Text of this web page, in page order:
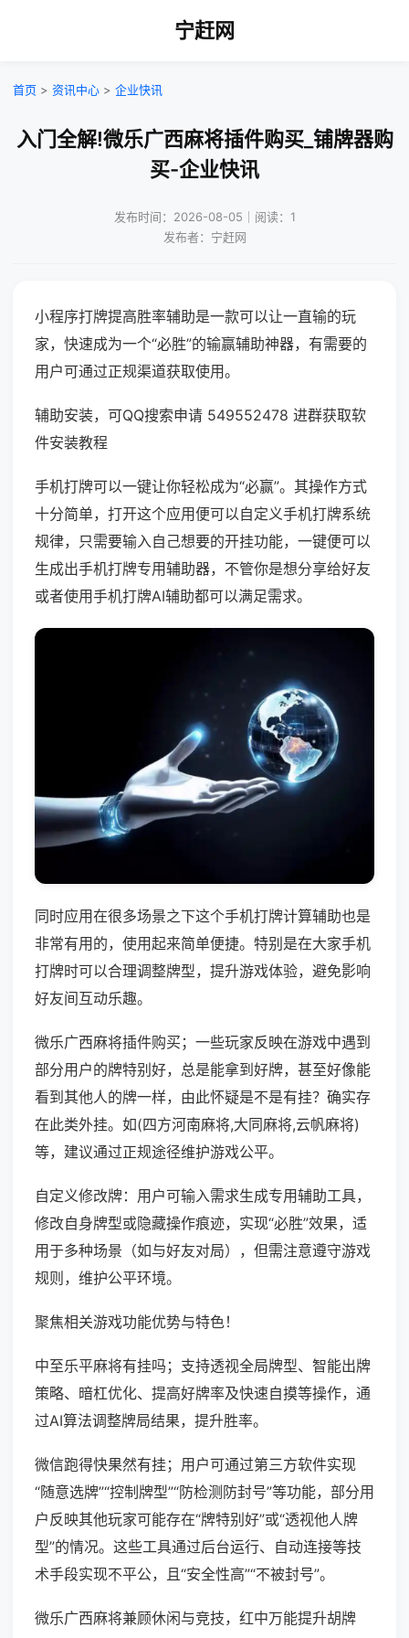
宁赶网
首页 > 资讯中心 > 企业快讯
入门全解!微乐广西麻将插件购买_铺牌器购
买-企业快讯
发布时间：2026-08-05｜阅读：1
发布者：宁赶网
小程序打牌提高胜率辅助是一款可以让一直输的玩
家，快速成为一个“必胜”的输赢辅助神器，有需要的
用户可通过正规渠道获取使用。
辅助安装，可QQ搜索申请 549552478 进群获取软
件安装教程
手机打牌可以一键让你轻松成为“必赢”。其操作方式
十分简单，打开这个应用便可以自定义手机打牌系统
规律，只需要输入自己想要的开挂功能，一键便可以
生成出手机打牌专用辅助器，不管你是想分享给好友
或者使用手机打牌AI辅助都可以满足需求。
同时应用在很多场景之下这个手机打牌计算辅助也是
非常有用的，使用起来简单便捷。特别是在大家手机
打牌时可以合理调整牌型，提升游戏体验，避免影响
好友间互动乐趣。
微乐广西麻将插件购买；一些玩家反映在游戏中遇到
部分用户的牌特别好，总是能拿到好牌，甚至好像能
看到其他人的牌一样，由此怀疑是不是有挂？确实存
在此类外挂。如(四方河南麻将,大同麻将,云帆麻将)
等，建议通过正规途径维护游戏公平。
自定义修改牌：用户可输入需求生成专用辅助工具，
修改自身牌型或隐藏操作痕迹，实现“必胜”效果，适
用于多种场景（如与好友对局），但需注意遵守游戏
规则，维护公平环境。
聚焦相关游戏功能优势与特色！
中至乐平麻将有挂吗；支持透视全局牌型、智能出牌
策略、暗杠优化、提高好牌率及快速自摸等操作，通
过AI算法调整牌局结果，提升胜率。
微信跑得快果然有挂；用户可通过第三方软件实现
“随意选牌”“控制牌型”“防检测防封号”等功能，部分用
户反映其他玩家可能存在“牌特别好”或“透视他人牌
型”的情况。这些工具通过后台运行、自动连接等技
术手段实现不平公，且“安全性高”“不被封号”。
微乐广西麻将兼顾休闲与竞技，红中万能提升胡牌